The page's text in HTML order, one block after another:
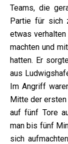
Teams, die
Partie für sich
etwas
machten und
hatten. Er
aus
Im Angriff
Mitte der
auf fünf Tore
man bis fünf
sich